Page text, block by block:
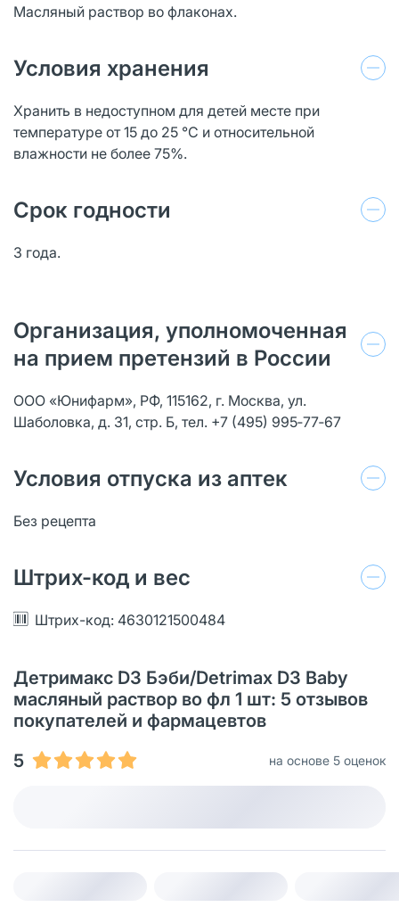
Масляный раствор во флаконах.
Условия хранения
Хранить в недоступном для детей месте при
температуре от 15 до 25 °C и относительной
влажности не более 75%.
Срок годности
3 года.
Организация, уполномоченная
на прием претензий в России
ООО «Юнифарм», РФ, 115162, г. Москва, ул.
Шаболовка, д. 31, стр. Б, тел. +7 (495) 995‑77‑67
Условия отпуска из аптек
Без рецепта
Штрих-код и вес
Штрих-код: 4630121500484
Детримакс D3 Бэби/Detrimax D3 Baby
масляный раствор во фл 1 шт: 5 отзывов
покупателей и фармацевтов
5
на основе 5 оценок